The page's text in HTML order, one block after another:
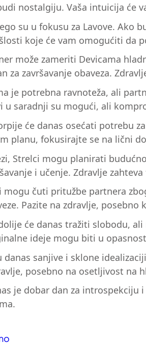
nostalgiju. Vaša intuicija će
su u fokusu za Lavove. Ako
koje će vam omogućiti da
može zameriti Devicama
za završavanje obaveza.
je potrebna ravnoteža, ali
u saradnji su mogući, ali
će danas osećati potrebu
planu, fokusirajte se na lični
Strelci mogu planirati
i učenje. Zdravlje
mogu čuti pritužbe partnera
Pazite na zdravlje, posebno
će danas tražiti slobodu,
ideje mogu biti u
danas sanjive i sklone
posebno na osetljivost na
je dobar dan za